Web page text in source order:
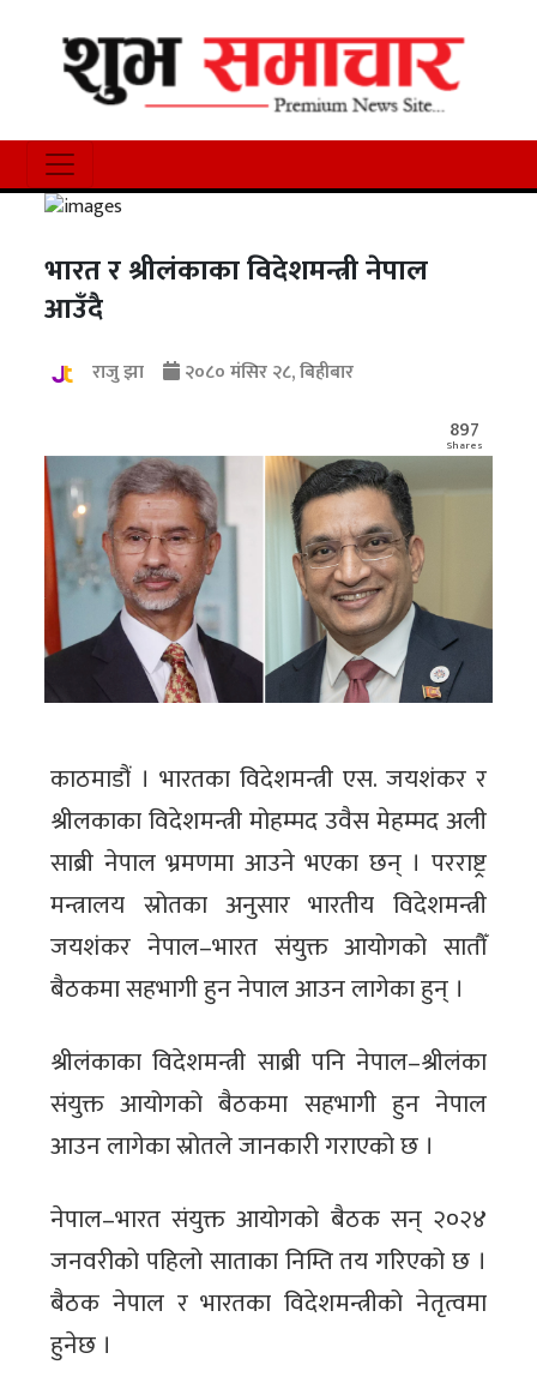
भारत र श्रीलंकाका विदेशमन्त्री नेपाल
आउँदै
राजु झा
२०८० मंसिर २८, बिहीबार
897
Shares
काठमाडौं । भारतका विदेशमन्त्री एस. जयशंकर र
श्रीलकाका विदेशमन्त्री मोहम्मद उवैस मेहम्मद अली
साब्री नेपाल भ्रमणमा आउने भएका छन् । परराष्ट्र
मन्त्रालय स्रोतका अनुसार भारतीय विदेशमन्त्री
जयशंकर नेपाल–भारत संयुक्त आयोगको सातौँ
बैठकमा सहभागी हुन नेपाल आउन लागेका हुन् ।
श्रीलंकाका विदेशमन्त्री साब्री पनि नेपाल–श्रीलंका
संयुक्त आयोगको बैठकमा सहभागी हुन नेपाल
आउन लागेका स्रोतले जानकारी गराएको छ ।
नेपाल–भारत संयुक्त आयोगको बैठक सन् २०२४
जनवरीको पहिलो साताका निम्ति तय गरिएको छ ।
बैठक नेपाल र भारतका विदेशमन्त्रीको नेतृत्वमा
हुनेछ ।